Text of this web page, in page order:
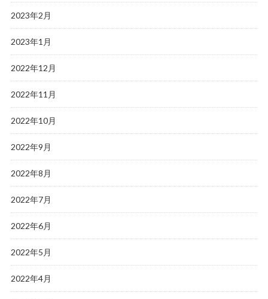
2023年2月
2023年1月
2022年12月
2022年11月
2022年10月
2022年9月
2022年8月
2022年7月
2022年6月
2022年5月
2022年4月